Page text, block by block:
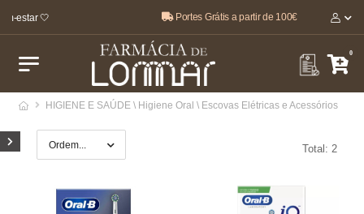
estar 🤍 Portes Grátis a partir de 100€
0
HIGIENE E SAÚDE \ Higiene Oral \ Escovas Elétricas e Acessórios
Total: 2